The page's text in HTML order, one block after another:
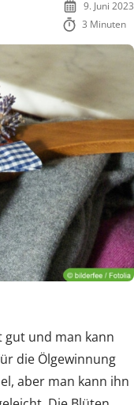
9. Juni 2023
3 Minuten
gut und man kann
die Ölgewinnung
aber man kann ihn